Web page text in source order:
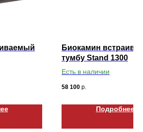
Биокамин
тумбу Stand 1300
Есть в наличии
58 100 р.
Подробнее